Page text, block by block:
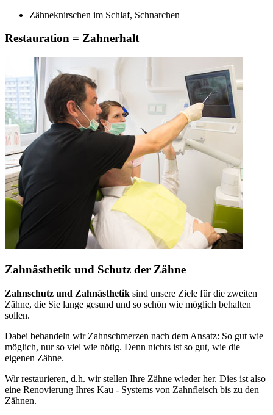
Zähneknirschen im Schlaf, Schnarchen
Restauration = Zahnerhalt
Zahnästhetik und Schutz der Zähne
Zahnschutz und Zahnästhetik sind unsere Ziele für die zweiten
Zähne, die Sie lange gesund und so schön wie möglich behalten
sollen.
Dabei behandeln wir Zahnschmerzen nach dem Ansatz: So gut wie
möglich, nur so viel wie nötig. Denn nichts ist so gut, wie die
eigenen Zähne.
Wir restaurieren, d.h. wir stellen Ihre Zähne wieder her. Dies ist also
eine Renovierung Ihres Kau - Systems von Zahnfleisch bis zu den
Zähnen.